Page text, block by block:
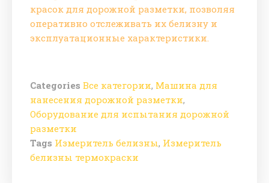
красок для дорожной разметки, позволяя
оперативно отслеживать их белизну и
эксплуатационные характеристики.
Categories Все категории, Машина для
нанесения дорожной разметки,
Оборудование для испытания дорожной
разметки
Tags Измеритель белизны, Измеритель
белизны термокраски